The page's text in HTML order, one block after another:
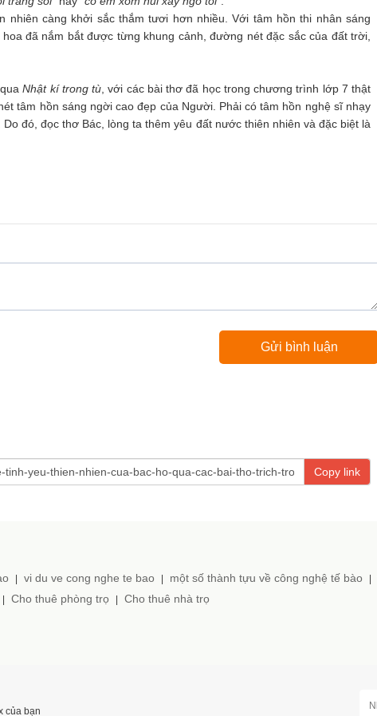
càng khởi sắc thắm tươi hơn nhiều. Với tâm hồn thi nhân sáng
đã nắm bắt được từng khung cảnh, đường nét đặc sắc của đất trời,
quaNhật kí trong tù , với các bài thơ đã học trong chương trình lớp 7 thật
tâm hồn sáng ngời cao đẹp của Người. Phải có tâm hồn nghệ sĩ nhạy
đó, đọc thơ Bác, lòng ta thêm yêu đất nước thiên nhiên và đặc biệt là
Copy link
vi du ve cong nghe te bao một số thành tựu về công nghệ tế bào
Cho thuê phòng trọ Cho thuê nhà trọ
của bạn